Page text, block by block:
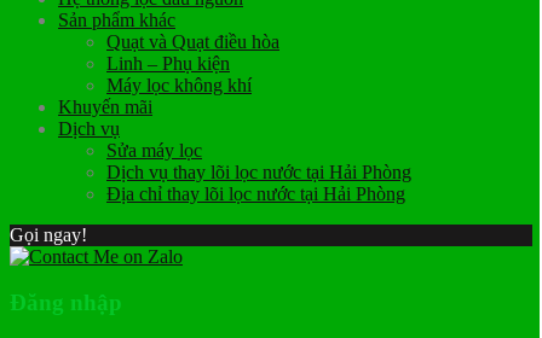
Sản phẩm khác
Quạt và Quạt điều hòa
Linh – Phụ kiện
Máy lọc không khí
Khuyến mãi
Dịch vụ
Sửa máy lọc
Dịch vụ thay lõi lọc nước tại Hải Phòng
Địa chỉ thay lõi lọc nước tại Hải Phòng
Gọi ngay!
Đăng nhập